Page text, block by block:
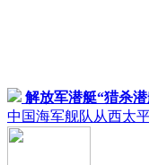
解放军潜艇“猎杀
中国海军舰队从西太